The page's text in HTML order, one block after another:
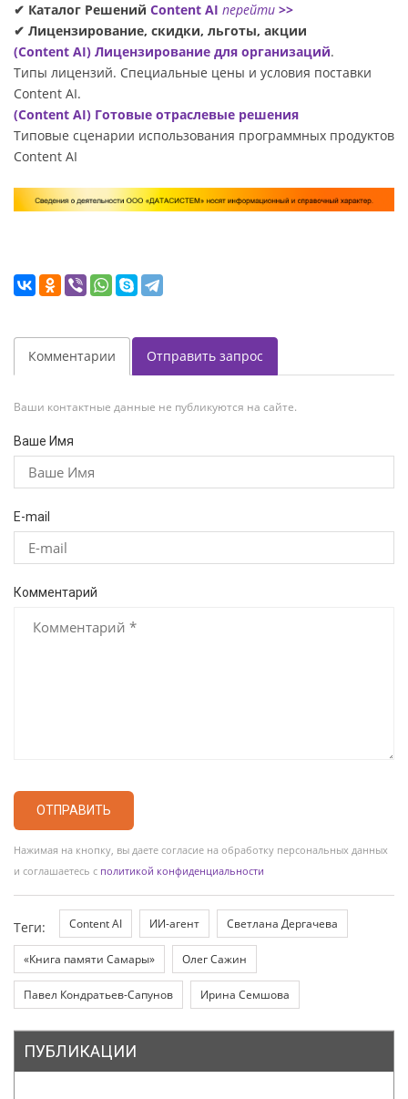
✔ Каталог Решений Content AI перейти >>
✔ Лицензирование, скидки, льготы, акции
(Content AI) Лицензирование для организаций.
Типы лицензий. Специальные цены и условия поставки
Content AI.
(Content AI) Готовые отраслевые решения
Типовые сценарии использования программных продуктов
Content AI
Комментарии Отправить запрос
Ваши контактные данные не публикуются на сайте.
Ваше Имя
E-mail
Комментарий
ОТПРАВИТЬ
Нажимая на кнопку, вы даете согласие на обработку персональных данных
и соглашаетесь с политикой конфиденциальности
Теги: Content AI ИИ-агент Светлана Дергачева
«Книга памяти Самары» Олег Сажин
Павел Кондратьев-Сапунов Ирина Семшова
ПУБЛИКАЦИИ